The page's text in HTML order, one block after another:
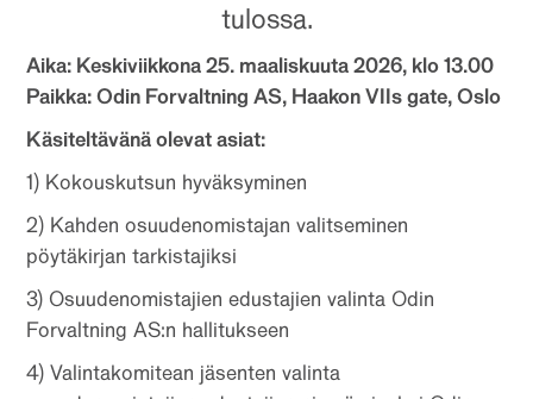
tulossa.
Aika: Keskiviikkona 25. maaliskuuta 2026, klo 13.00
Paikka: Odin Forvaltning AS, Haakon VIIs gate, Oslo
Käsiteltävänä olevat asiat:
1) Kokouskutsun hyväksyminen
2) Kahden osuudenomistajan valitseminen
pöytäkirjan tarkistajiksi
3) Osuudenomistajien edustajien valinta Odin
Forvaltning AS:n hallitukseen
4) Valintakomitean jäsenten valinta